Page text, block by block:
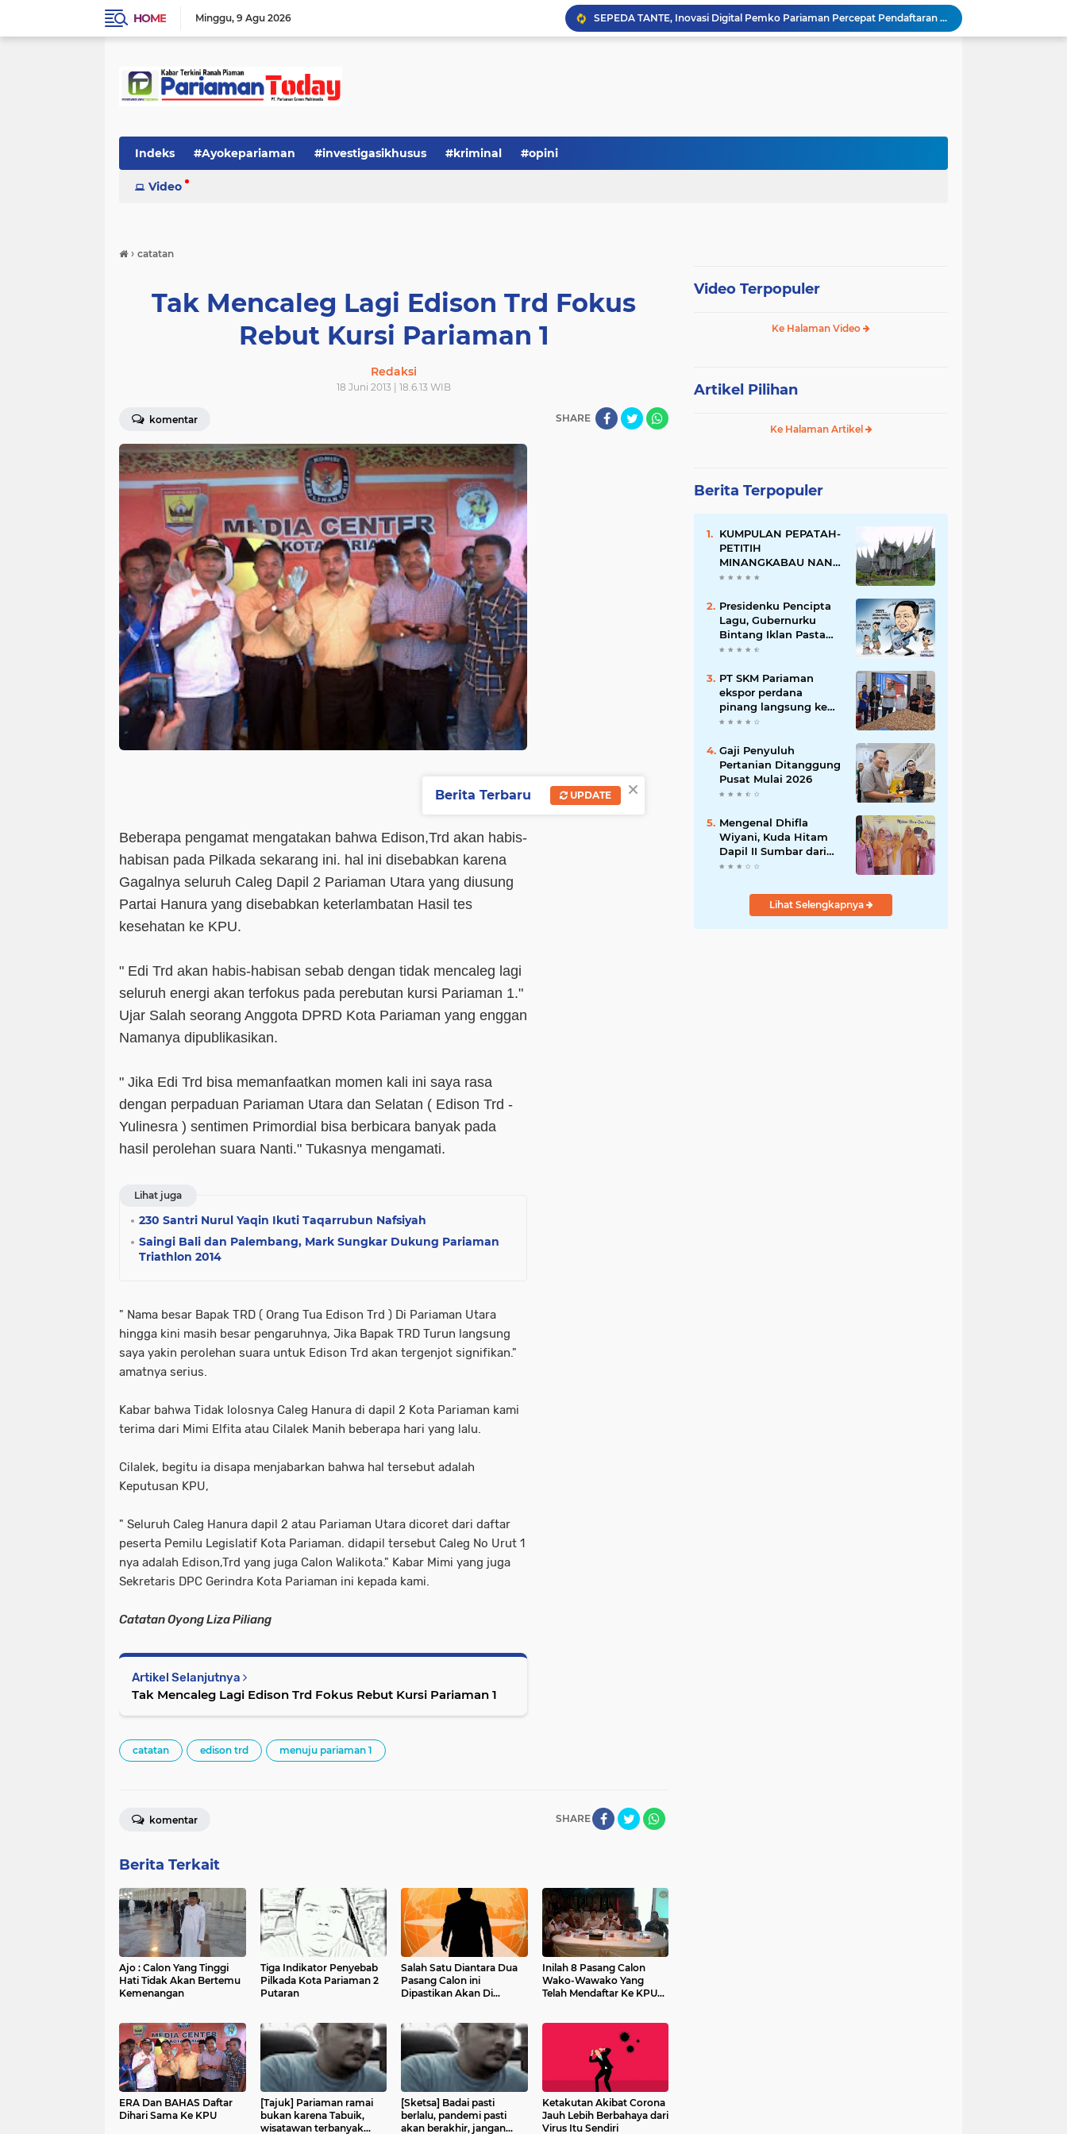
HOME Minggu 9 Agu 2026
SEPEDA TANTE, Inovasi Digital Pemko Pariaman Percepat Pendaftaran Tanda Tangan Elektronik
Tingkatkan Mutu Pelayanan, Pemko Pariaman Gandeng RSUP Dr. M. Djamil Padang
Pemkot Pariaman Mulai Pusdiklat Paskibraka 2026, Wali Kota Tekankan Pentingnya Disiplin
Indeks #Ayokepariaman #investigasikhusus #kriminal #opini
Video
› catatan
Tak Mencaleg Lagi Edison Trd Fokus
Rebut Kursi Pariaman 1
Redaksi
18 Juni 2013 | 18.6.13 WIB
komentar SHARE
Beberapa pengamat mengatakan bahwa Edison,Trd akan habis-
habisan pada Pilkada sekarang ini. hal ini disebabkan karena
Gagalnya seluruh Caleg Dapil 2 Pariaman Utara yang diusung
Partai Hanura yang disebabkan keterlambatan Hasil tes
kesehatan ke KPU.
" Edi Trd akan habis-habisan sebab dengan tidak mencaleg lagi
seluruh energi akan terfokus pada perebutan kursi Pariaman 1."
Ujar Salah seorang Anggota DPRD Kota Pariaman yang enggan
Namanya dipublikasikan.
" Jika Edi Trd bisa memanfaatkan momen kali ini saya rasa
dengan perpaduan Pariaman Utara dan Selatan ( Edison Trd -
Yulinesra ) sentimen Primordial bisa berbicara banyak pada
hasil perolehan suara Nanti." Tukasnya mengamati.
Lihat juga
230 Santri Nurul Yaqin Ikuti Taqarrubun Nafsiyah
Saingi Bali dan Palembang, Mark Sungkar Dukung Pariaman
Triathlon 2014
" Nama besar Bapak TRD ( Orang Tua Edison Trd ) Di Pariaman Utara
hingga kini masih besar pengaruhnya, Jika Bapak TRD Turun langsung
saya yakin perolehan suara untuk Edison Trd akan tergenjot signifikan."
amatnya serius.
Kabar bahwa Tidak lolosnya Caleg Hanura di dapil 2 Kota Pariaman kami
terima dari Mimi Elfita atau Cilalek Manih beberapa hari yang lalu.
Cilalek, begitu ia disapa menjabarkan bahwa hal tersebut adalah
Keputusan KPU,
" Seluruh Caleg Hanura dapil 2 atau Pariaman Utara dicoret dari daftar
peserta Pemilu Legislatif Kota Pariaman. didapil tersebut Caleg No Urut 1
nya adalah Edison,Trd yang juga Calon Walikota." Kabar Mimi yang juga
Sekretaris DPC Gerindra Kota Pariaman ini kepada kami.
Catatan Oyong Liza Piliang
Artikel Selanjutnya
Tak Mencaleg Lagi Edison Trd Fokus Rebut Kursi Pariaman 1
catatan edison trd menuju pariaman 1
SHARE
komentar
Berita Terkait
Ajo : Calon Yang Tinggi
Hati Tidak Akan Bertemu
Kemenangan
Tiga Indikator Penyebab
Pilkada Kota Pariaman 2
Putaran
Salah Satu Diantara Dua
Pasang Calon ini
Dipastikan Akan Di
Inilah 8 Pasang Calon
Wako-Wawako Yang
Telah Mendaftar Ke KPU
ERA Dan BAHAS Daftar
Dihari Sama Ke KPU
[Tajuk] Pariaman ramai
bukan karena Tabuik,
wisatawan terbanyak
[Sketsa] Badai pasti
berlalu, pandemi pasti
akan berakhir, jangan
Ketakutan Akibat Corona
Jauh Lebih Berbahaya dari
Virus Itu Sendiri
Video Terpopuler
Ke Halaman Video
Artikel Pilihan
Ke Halaman Artikel
Berita Terpopuler
KUMPULAN PEPATAH-
PETITIH
MINANGKABAU NAN
ELOK
Presidenku Pencipta
Lagu, Gubernurku
Bintang Iklan Pasta
Gigi
PT SKM Pariaman
ekspor perdana
pinang langsung ke
India
Gaji Penyuluh
Pertanian Ditanggung
Pusat Mulai 2026
Mengenal Dhifla
Wiyani, Kuda Hitam
Dapil II Sumbar dari
Golkar
Lihat Selengkapnya
×
Berita Terbaru UPDATE